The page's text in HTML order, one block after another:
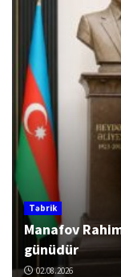
Təbrik
Manafov
günüdür
02.08.2026